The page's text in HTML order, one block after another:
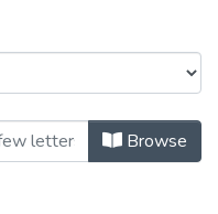
de
Browse